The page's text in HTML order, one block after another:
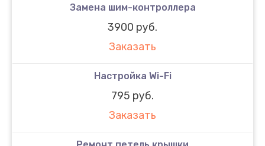
Замена шим-контроллера
3900 руб.
Заказать
Настройка Wi-Fi
795 руб.
Заказать